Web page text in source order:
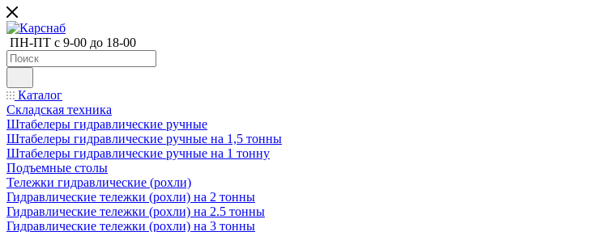
ПН-ПТ с 9-00 до 18-00
Каталог
Складская техника
Штабелеры гидравлические ручные
Штабелеры гидравлические ручные на 1,5 тонны
Штабелеры гидравлические ручные на 1 тонну
Подъемные столы
Тележки гидравлические (рохли)
Гидравлические тележки (рохли) на 2 тонны
Гидравлические тележки (рохли) на 2.5 тонны
Гидравлические тележки (рохли) на 3 тонны